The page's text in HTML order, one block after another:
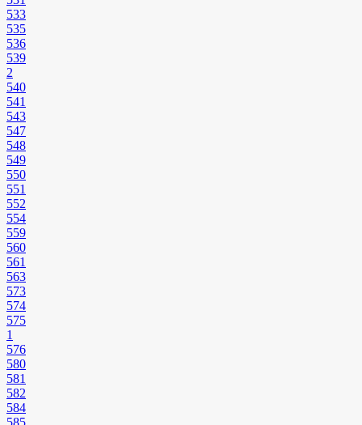
533
535
536
539
2
540
541
543
547
548
549
550
551
552
554
559
560
561
563
573
574
575
1
576
580
581
582
584
585